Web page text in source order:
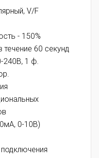
V/F
- 150%
60 секунд
240В, 1 ф.
0-10В)